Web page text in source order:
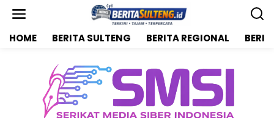
HOME BERITA SULTENG BERITA REGIONAL